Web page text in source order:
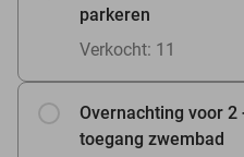
parkeren
Verkocht: 11
Overnachting voor 2
toegang zwembad